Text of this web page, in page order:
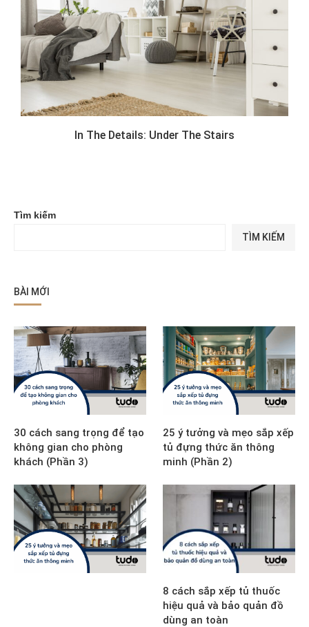
In The Details: Under The Stairs
Tìm kiếm
TÌM KIẾM
BÀI MỚI
30 cách sang trọng để tạo
không gian cho phòng
khách (Phần 3)
25 ý tưởng và mẹo sắp xếp
tủ đựng thức ăn thông
minh (Phần 2)
8 cách sắp xếp tủ thuốc
hiệu quả và bảo quản đồ
dùng an toàn